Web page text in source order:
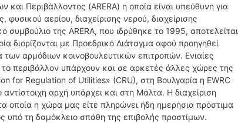
και Περιβάλλοντος (ARERA) η οποία είναι υπεύθυνη για
αερίου, διαχείρισης νερού, διαχείρισης
συμβούλιο της ARERA, που ιδρύθηκε το 1995, αποτελείται
διορίζονται με Προεδρικό Διάταγμα αφού προηγηθεί
αρμόδιων κοινοβουλευτικών επιτροπών. Ενιαίες
περιβάλλον υπάρχουν και σε αρκετές άλλες χώρες της
for Regulation of Utilities» (CRU), στη Βουλγαρία η EWRC
αρχή υπάρχει και στη Μάλτα. Η διαχείριση
οποία η χώρα μας είτε πληρώνει ήδη ημερήσια πρόστιμα
υπό τη δαμόκλειο σπάθη της επιβολής προστίμων.